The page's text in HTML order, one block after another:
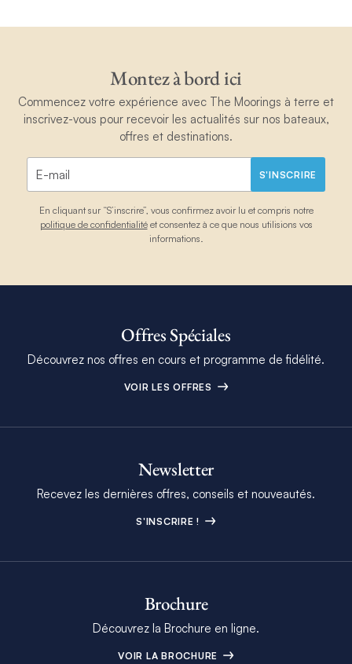
Montez à bord ici
Commencez votre expérience avec The Moorings à terre et
inscrivez-vous pour recevoir les actualités sur nos bateaux,
offres et destinations.
S'INSCRIRE
En cliquant sur “S’inscrire”, vous confirmez avoir lu et compris notre
politique de confidentialitéet consentez à ce que nous utilisions vos
informations.
Offres Spéciales
Découvrez nos offres en cours et programme de fidélité.
VOIR LES OFFRES
Newsletter
Recevez les dernières offres, conseils et nouveautés.
S'INSCRIRE !
Brochure
Découvrez la Brochure en ligne.
VOIR LA BROCHURE